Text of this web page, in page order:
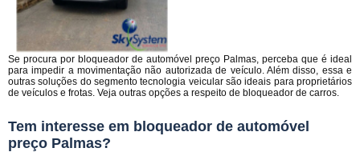
Se procura por bloqueador de automóvel preço Palmas, perceba que é ideal
para impedir a movimentação não autorizada de veículo. Além disso, essa e
outras soluções do segmento tecnologia veicular são ideais para proprietários
de veículos e frotas. Veja outras opções a respeito de bloqueador de carros.
Tem interesse em bloqueador de automóvel
preço Palmas?